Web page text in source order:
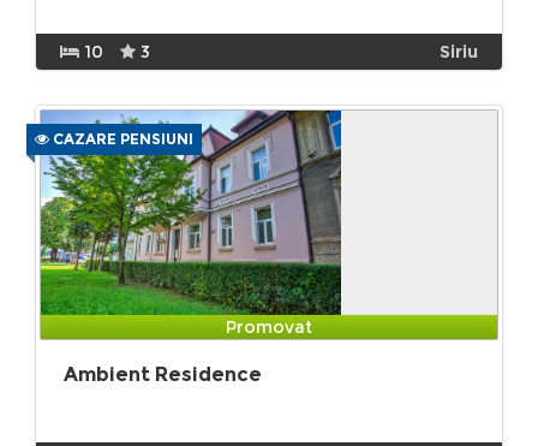
10 3 Siriu
CAZARE PENSIUNI
Promovat
Ambient Residence